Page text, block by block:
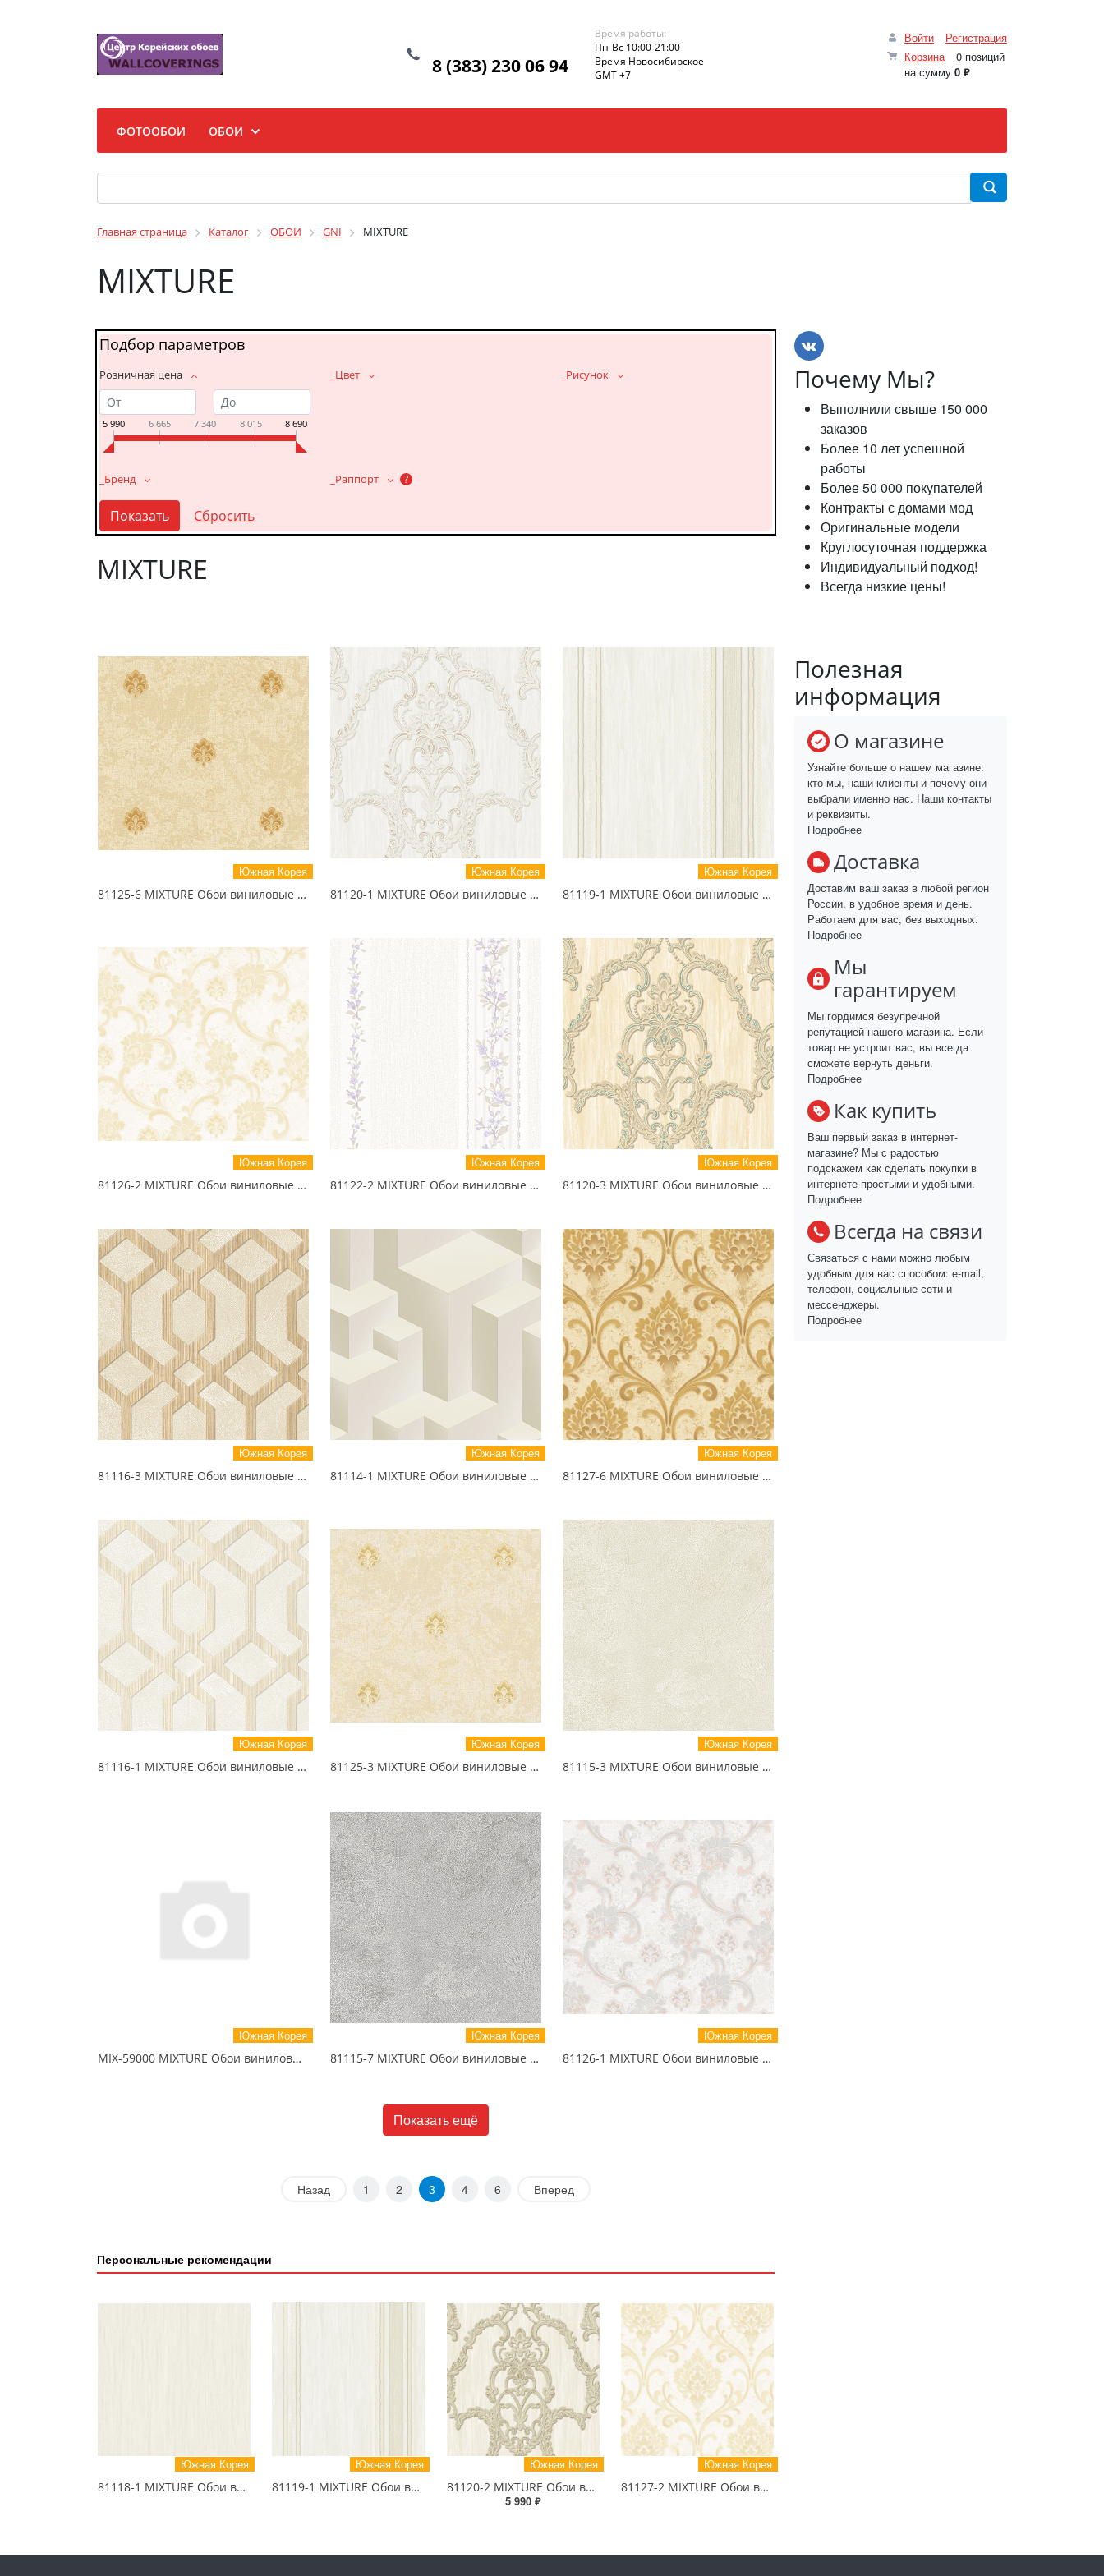
Войти
Регистрация
Корзина
0 позиций
на сумму 0 ₽
8 (383) 230 06 94
Время работы:
Пн-Вс 10:00-21:00
Время Новосибирское
GMT +7
ФОТООБОИ ОБОИ
Главная страница Каталог ОБОИ GNI MIXTURE
MIXTURE
Подбор параметров
Розничная цена
5 990 6 665 7 340 8 015 8 690
_Цвет _Рисунок
_Бренд _Раппорт ?
MIXTURE
Южная Корея
81125-6 MIXTURE Обои виниловые на бумажной основе 1.06*15.5
Южная Корея
81120-1 MIXTURE Обои виниловые на бумажной основе 1.06*15.5
Южная Корея
81119-1 MIXTURE Обои виниловые на бумажной основе 1.06*15.5
Южная Корея
81126-2 MIXTURE Обои виниловые на бумажной основе 1.06*15.5
Южная Корея
81122-2 MIXTURE Обои виниловые на бумажной основе 1.06*15.5
Южная Корея
81120-3 MIXTURE Обои виниловые на бумажной основе 1.06*15.5
Южная Корея
81116-3 MIXTURE Обои виниловые на бумажной основе 1.06*15.5
Южная Корея
81114-1 MIXTURE Обои виниловые на бумажной основе 1.06*15.5
Южная Корея
81127-6 MIXTURE Обои виниловые на бумажной основе 1.06*15.5
Южная Корея
81116-1 MIXTURE Обои виниловые на бумажной основе 1.06*15.5
Южная Корея
81125-3 MIXTURE Обои виниловые на бумажной основе 1.06*15.5
Южная Корея
81115-3 MIXTURE Обои виниловые на бумажной основе 1.06*15.5
Южная Корея
MIX-59000 MIXTURE Обои виниловые на бумажной основе 1.06*15.5
Южная Корея
81115-7 MIXTURE Обои виниловые на бумажной основе 1.06*15.5
Южная Корея
81126-1 MIXTURE Обои виниловые на бумажной основе 1.06*15.5
Показать ещё
Назад 1 2 3 4 6 Вперед
Персональные рекомендации
Южная Корея
81118-1 MIXTURE Обои виниловые на бумажной основе 1.06*15.5
Южная Корея
81119-1 MIXTURE Обои виниловые на бумажной основе 1.06*15.5
Южная Корея
81120-2 MIXTURE Обои виниловые на бумажной основе 1.06*15.5
5 990 ₽
Южная Корея
81127-2 MIXTURE Обои виниловые на бумажной основе 1.06*15.5
Почему Мы?
Выполнили свыше 150 000
заказов
Более 10 лет успешной
работы
Более 50 000 покупателей
Контракты с домами мод
Оригинальные модели
Круглосуточная поддержка
Индивидуальный подход!
Всегда низкие цены!
Полезная
информация
О магазине
Узнайте больше о нашем магазине:
кто мы, наши клиенты и почему они
выбрали именно нас. Наши контакты
и реквизиты.
Подробнее
Доставка
Доставим ваш заказ в любой регион
России, в удобное время и день.
Работаем для вас, без выходных.
Подробнее
Мы
гарантируем
Мы гордимся безупречной
репутацией нашего магазина. Если
товар не устроит вас, вы всегда
сможете вернуть деньги.
Подробнее
Как купить
Ваш первый заказ в интернет-
магазине? Мы с радостью
подскажем как сделать покупки в
интернете простыми и удобными.
Подробнее
Всегда на связи
Связаться с нами можно любым
удобным для вас способом: e-mail,
телефон, социальные сети и
мессенджеры.
Подробнее